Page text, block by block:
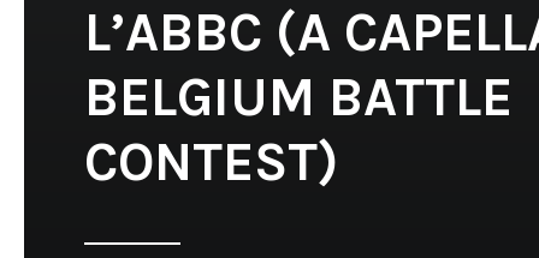
L’ABBC (A
BELGIUM BATTLE
CONTEST)